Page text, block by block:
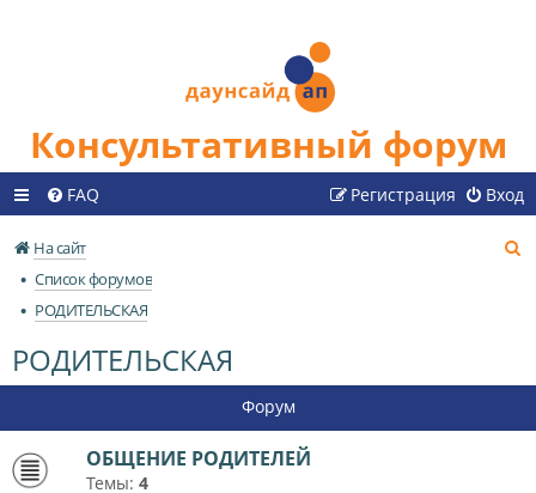
Консультативный форум
FAQ Вход
Регистрация
На сайт
Список форумов
РОДИТЕЛЬСКАЯ
РОДИТЕЛЬСКАЯ
Форум
ОБЩЕНИЕ РОДИТЕЛЕЙ
Темы: 4